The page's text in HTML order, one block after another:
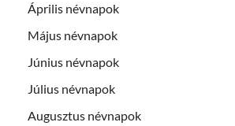
Április névnapok
Május névnapok
Június névnapok
Július névnapok
Augusztus névnapok